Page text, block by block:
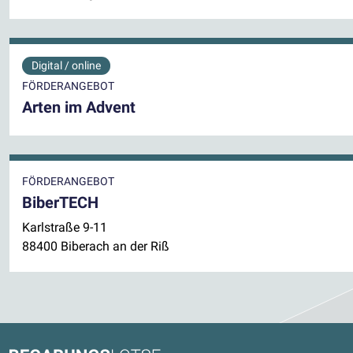
Digital / online
FÖRDERANGEBOT
Arten im Advent
FÖRDERANGEBOT
BiberTECH
Karlstraße 9-11
88400 Biberach an der Riß
Kontaktdaten und weitere